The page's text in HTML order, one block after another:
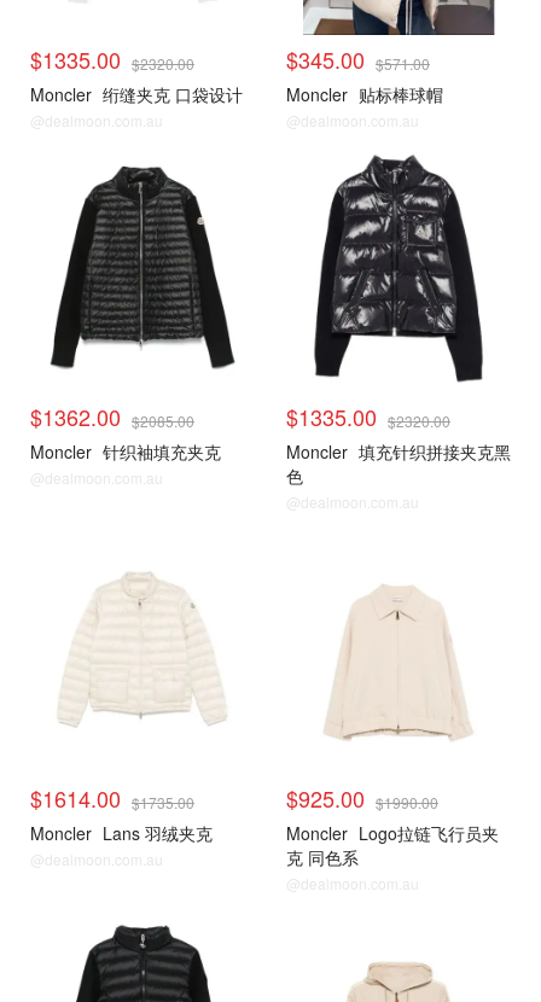
$1335.00 $2320.00
Moncler 绗缝夹克 口袋设计
@dealmoon.com.au
$345.00 $571.00
Moncler 贴标棒球帽
@dealmoon.com.au
$1362.00 $2085.00
Moncler 针织袖填充夹克
@dealmoon.com.au
$1335.00 $2320.00
Moncler 填充针织拼接夹克黑
色
@dealmoon.com.au
$1614.00 $1735.00
Moncler Lans 羽绒夹克
@dealmoon.com.au
$925.00 $1990.00
Moncler Logo拉链飞行员夹
克 同色系
@dealmoon.com.au